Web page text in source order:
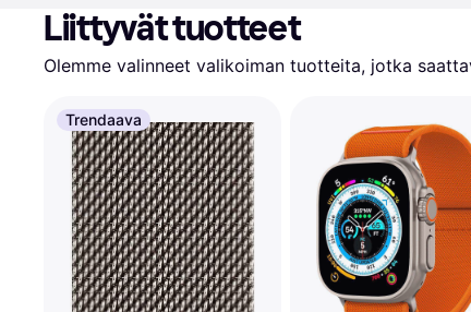
Liittyvät tuotteet
Olemme valinneet valikoiman tuotteita, jotka
Trendaava